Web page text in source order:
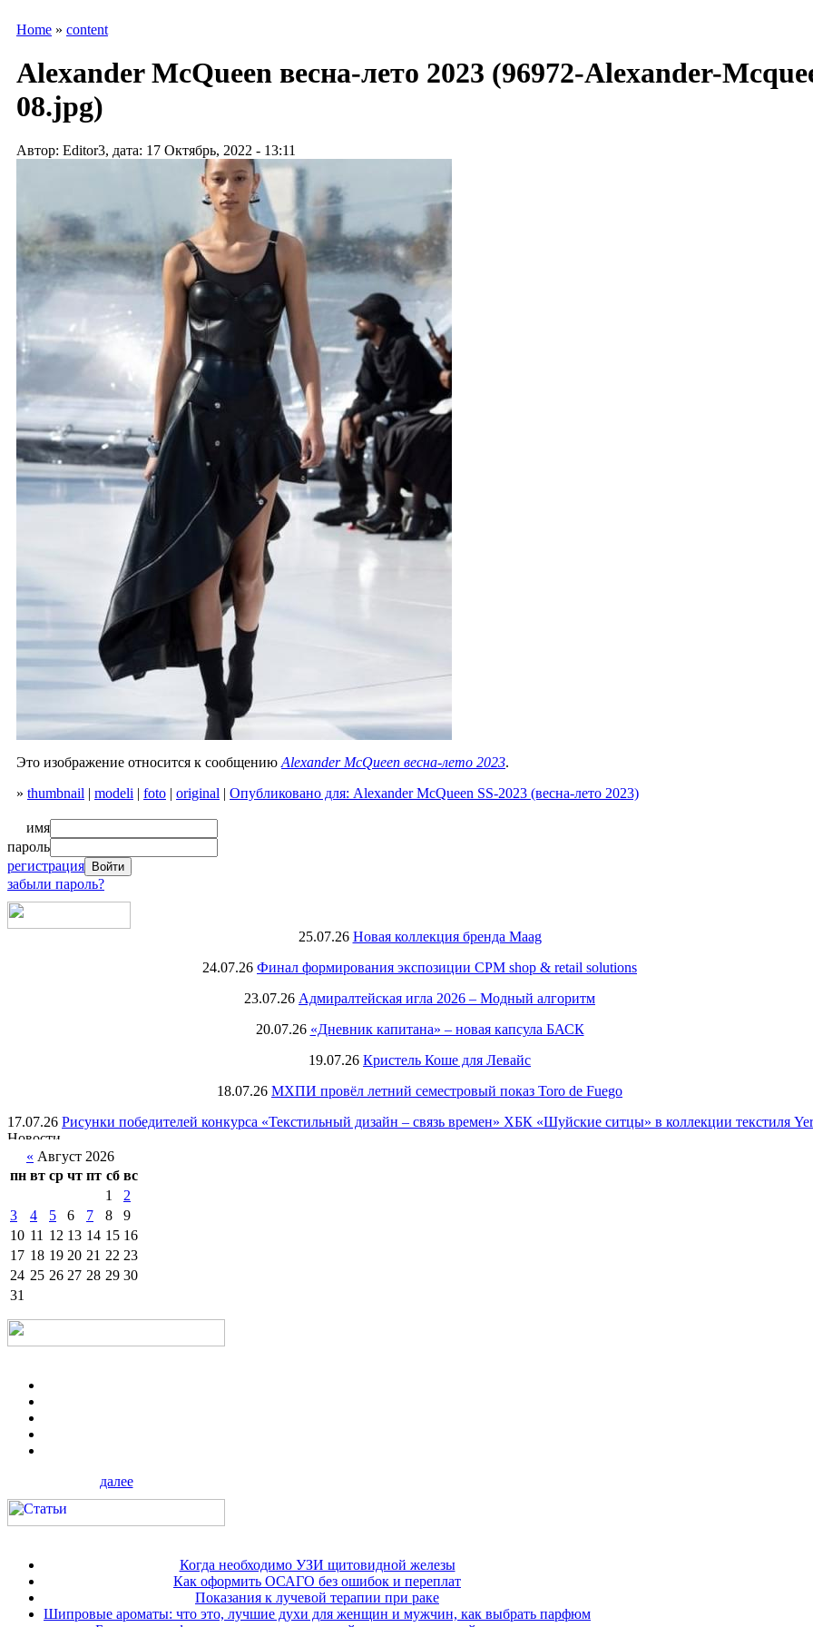
Home » content
Alexander McQueen весна-лето 2023 (96972-Alexander-
08.jpg)
Автор: Editor3, дата: 17 Октябрь, 2022 - 13:11
Это изображение относится к сообщениюAlexander McQueen весна-лето 2023.
» thumbnail | modeli | foto | original | Опубликовано для: Alexander McQueen SS-2023 (весна-лето 2023)
имя
пароль
регистрация
забыли пароль?
25.07.26 Новая коллекция бренда Maag
24.07.26 Финал формирования экспозиции CPM shop & retail solutions
23.07.26 Адмиралтейская игла 2026 – Модный алгоритм
20.07.26 «Дневник капитана» – новая капсула БАСК
19.07.26 Кристель Коше для Левайс
18.07.26 МХПИ провёл летний семестровый показ Toro de Fuego
17.07.26 Рисунки победителей конкурса «Текстильный дизайн – связь времен» ХБК «Шуйские ситцы» в коллекции текстиля
« Август 2026
пн вт ср чт пт сб вс
1
2
3
4 5 6 7 8
9
10 11 12 13 14 15 16
17 18 19 20 21 22 23
24 25 26 27 28 29 30
31
далее
Когда необходимо УЗИ щитовидной железы
Как оформить ОСАГО без ошибок и переплат
Показания к лучевой терапии при раке
Шипровые ароматы: что это, лучшие духи для женщин и мужчин, как выбрать парфюм